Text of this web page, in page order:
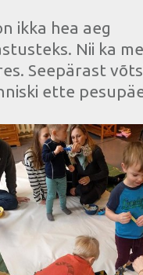
ikka hea aeg
Nii ka
Seepärast
ette